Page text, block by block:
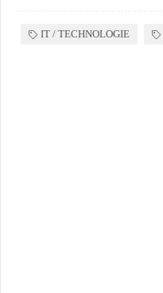
IT / TECHNOLOGIE